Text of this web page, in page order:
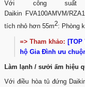
Với công suất
Daikin FVA100AMVM/
tích nhỏ hơn 55m2: Phòng
=> Tham khảo: [TOP
hộ Gia Đình ưu
Làm lạnh / sưởi ấm hiệu
Với điều hòa tủ đứng